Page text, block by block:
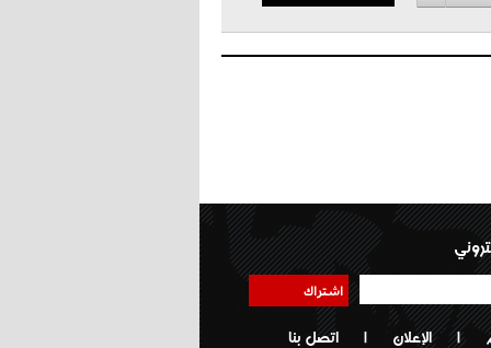
اشتراك
| الإعلان | اتصل بنا